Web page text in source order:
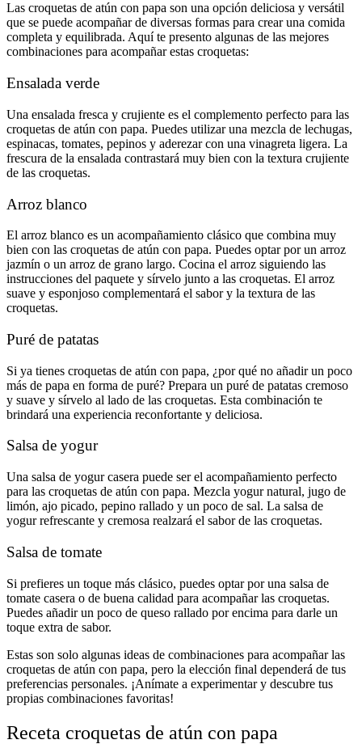
Las croquetas de atún con papa son una opción deliciosa y versátil
que se puede acompañar de diversas formas para crear una comida
completa y equilibrada. Aquí te presento algunas de las mejores
combinaciones para acompañar estas croquetas:
Ensalada verde
Una ensalada fresca y crujiente es el complemento perfecto para las
croquetas de atún con papa. Puedes utilizar una mezcla de lechugas,
espinacas, tomates, pepinos y aderezar con una vinagreta ligera. La
frescura de la ensalada contrastará muy bien con la textura crujiente
de las croquetas.
Arroz blanco
El arroz blanco es un acompañamiento clásico que combina muy
bien con las croquetas de atún con papa. Puedes optar por un arroz
jazmín o un arroz de grano largo. Cocina el arroz siguiendo las
instrucciones del paquete y sírvelo junto a las croquetas. El arroz
suave y esponjoso complementará el sabor y la textura de las
croquetas.
Puré de patatas
Si ya tienes croquetas de atún con papa, ¿por qué no añadir un poco
más de papa en forma de puré? Prepara un puré de patatas cremoso
y suave y sírvelo al lado de las croquetas. Esta combinación te
brindará una experiencia reconfortante y deliciosa.
Salsa de yogur
Una salsa de yogur casera puede ser el acompañamiento perfecto
para las croquetas de atún con papa. Mezcla yogur natural, jugo de
limón, ajo picado, pepino rallado y un poco de sal. La salsa de
yogur refrescante y cremosa realzará el sabor de las croquetas.
Salsa de tomate
Si prefieres un toque más clásico, puedes optar por una salsa de
tomate casera o de buena calidad para acompañar las croquetas.
Puedes añadir un poco de queso rallado por encima para darle un
toque extra de sabor.
Estas son solo algunas ideas de combinaciones para acompañar las
croquetas de atún con papa, pero la elección final dependerá de tus
preferencias personales. ¡Anímate a experimentar y descubre tus
propias combinaciones favoritas!
Receta croquetas de atún con papa